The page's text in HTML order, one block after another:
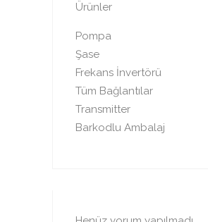
Ürünler
Pompa
Şase
Frekans İnvertörü
Tüm Bağlantılar
Transmitter
Barkodlu Ambalaj